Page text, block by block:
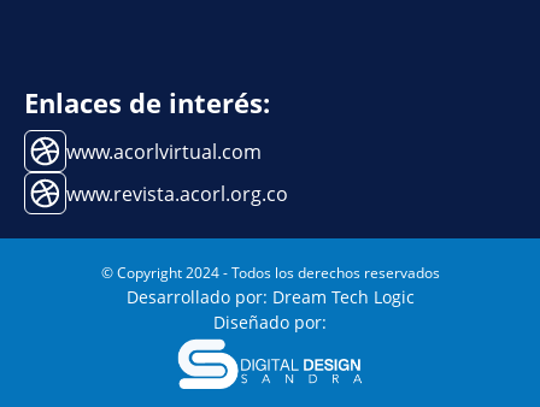
Enlaces de interés:
www.acorlvirtual.com
www.revista.acorl.org.co
© Copyright 2024 - Todos los derechos reservados
Desarrollado por: Dream Tech Logic
Diseñado por: